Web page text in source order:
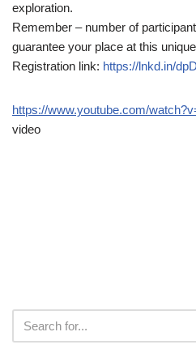
exploration.
Remember – number of
guarantee your place at this
Registration link: https://lnkd.in/
https://www.youtube.com/
video